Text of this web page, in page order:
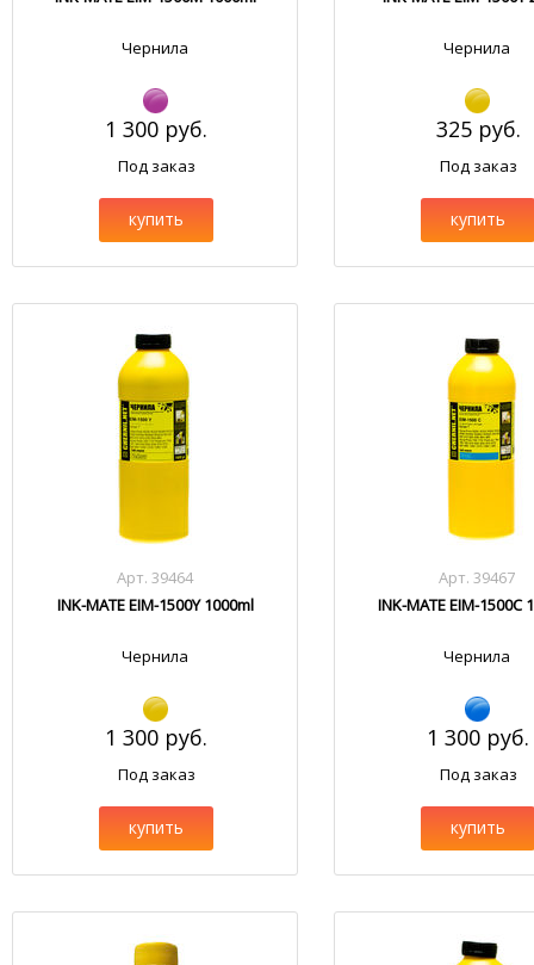
Чернила
1 300 руб.
Под заказ
купить
Чернила
325 руб.
Под заказ
купить
Арт. 39464
INK-MATE EIM-1500Y 1000ml
Чернила
1 300 руб.
Под заказ
купить
Арт. 39467
INK-MATE EIM-1500C
Чернила
1 300 руб.
Под заказ
купить